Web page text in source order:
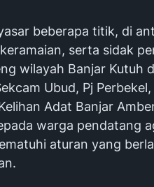
beberapa titik, di
serta sidak
wilayah Banjar Kutuh
Ubud, Pj
Adat Banjar
warga pendatang
aturan yang